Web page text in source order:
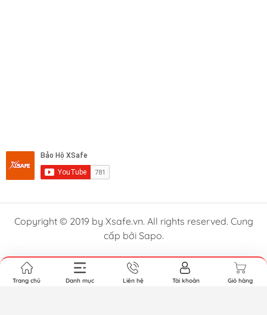
Copyright © 2019 by Xsafe.vn. All rights reserved. Cung
cấp bởi Sapo.
Trang chủ Danh mục Liên hệ Tài khoản Giỏ hàng